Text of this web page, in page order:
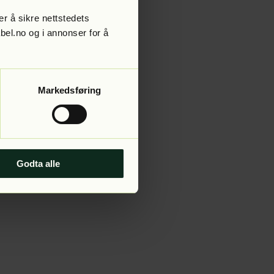
å sikre nettstedets
og i annonser for å
Markedsføring
Godta alle